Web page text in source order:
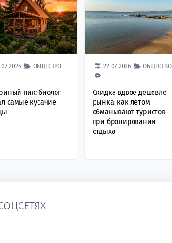
2026 ОБЩЕСТВО
пик: биолог
самые кусачие
22-07-2026 ОБЩЕСТВО
Скидка вдвое дешевле
рынка: как летом
обманывают туристов
при бронировании
отдыха